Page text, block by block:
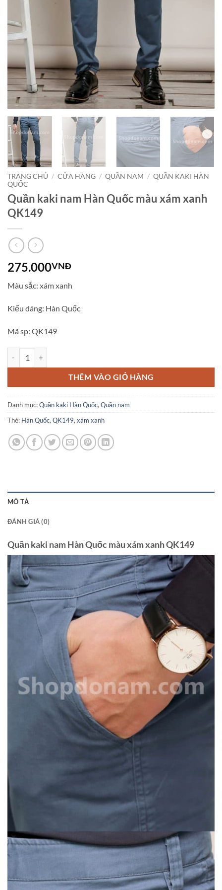
TRANG CHỦ / CỬA HÀNG / QUẦN NAM / QUẦN KAKI HÀN
QUỐC
Quần kaki nam Hàn Quốc màu xám xanh
QK149
275.000VNĐ
Màu sắc: xám xanh
Kiểu dáng: Hàn Quốc
Mã sp: QK149
THÊM VÀO GIỎ HÀNG
Danh mục:Quần kaki Hàn Quốc,Quần nam
Thẻ: Hàn Quốc,QK149,xám xanh
MÔ TẢ
ĐÁNH GIÁ (0)
Quần kaki nam Hàn Quốc màu xám xanh QK149